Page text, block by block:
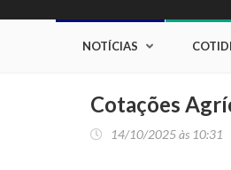
NOTÍCIAS
Cotações
14/10/2025 às 10:31